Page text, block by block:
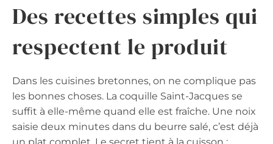
Des recettes simples qui
respectent le produit
Dans les cuisines bretonnes, on ne complique pas
les bonnes choses. La coquille Saint-Jacques se
suffit à elle-même quand elle est fraîche. Une noix
saisie deux minutes dans du beurre salé, c’est déjà